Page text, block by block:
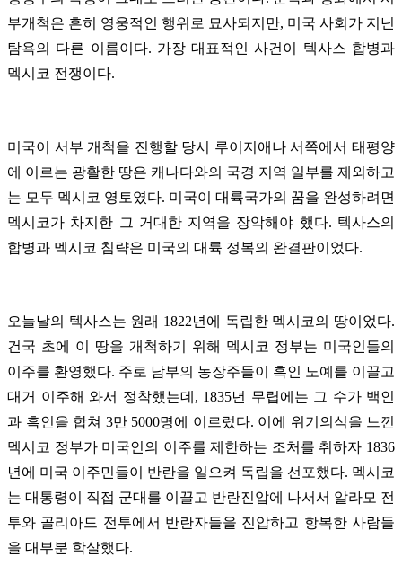
부개척은 흔히 영웅적인 행위로 묘사되지만, 미국 사회가 지닌
탐욕의 다른 이름이다. 가장 대표적인 사건이 텍사스 합병과
멕시코 전쟁이다.
미국이 서부 개척을 진행할 당시 루이지애나 서쪽에서 태평양
에 이르는 광활한 땅은 캐나다와의 국경 지역 일부를 제외하고
는 모두 멕시코 영토였다. 미국이 대륙국가의 꿈을 완성하려면
멕시코가 차지한 그 거대한 지역을 장악해야 했다. 텍사스의
합병과 멕시코 침략은 미국의 대륙 정복의 완결판이었다.
오늘날의 텍사스는 원래 1822년에 독립한 멕시코의 땅이었다.
건국 초에 이 땅을 개척하기 위해 멕시코 정부는 미국인들의
이주를 환영했다. 주로 남부의 농장주들이 흑인 노예를 이끌고
대거 이주해 와서 정착했는데, 1835년 무렵에는 그 수가 백인
과 흑인을 합쳐 3만 5000명에 이르렀다. 이에 위기의식을 느낀
멕시코 정부가 미국인의 이주를 제한하는 조처를 취하자 1836
년에 미국 이주민들이 반란을 일으켜 독립을 선포했다. 멕시코
는 대통령이 직접 군대를 이끌고 반란진압에 나서서 알라모 전
투와 골리아드 전투에서 반란자들을 진압하고 항복한 사람들
을 대부분 학살했다.